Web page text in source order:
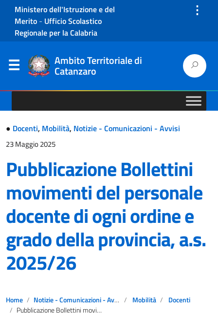
Ministero dell'Istruzione e del
Merito - Ufficio Scolastico
Regionale per la Calabria
⋮
Ambito Territoriale di
Catanzaro
● Docenti, Mobilità, Notizie - Comunicazioni - Avvisi
23 Maggio 2025
Pubblicazione Bollettini
movimenti del personale
docente di ogni ordine e
grado della provincia, a.s.
2025/26
Home Notizie - Comunicazioni - Avvisi Mobilità
Docenti
Pubblicazione Bollettini movimenti del personale docente di ogni ordine e grado della provincia, a.s. 2025/26